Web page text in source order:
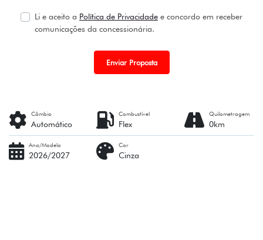
Li e aceito a Política de Privacidade e concordo em receber
comunicações da concessionária.
Enviar Proposta
Câmbio
Automático
Combustível
Flex
Quilometragem
0km
Ano/Modelo
2026/2027
Cor
Cinza